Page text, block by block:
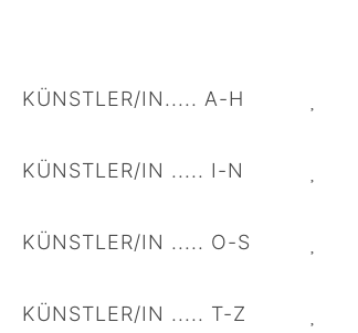
KÜNSTLER/IN..... A-H
KÜNSTLER/IN ..... I-N
KÜNSTLER/IN ..... O-S
KÜNSTLER/IN ..... T-Z